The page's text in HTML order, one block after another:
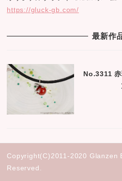
https://gluck-gb.com/
最新作
No.3311
Copyright(C)2011-2020 Glanzen
Reserved.